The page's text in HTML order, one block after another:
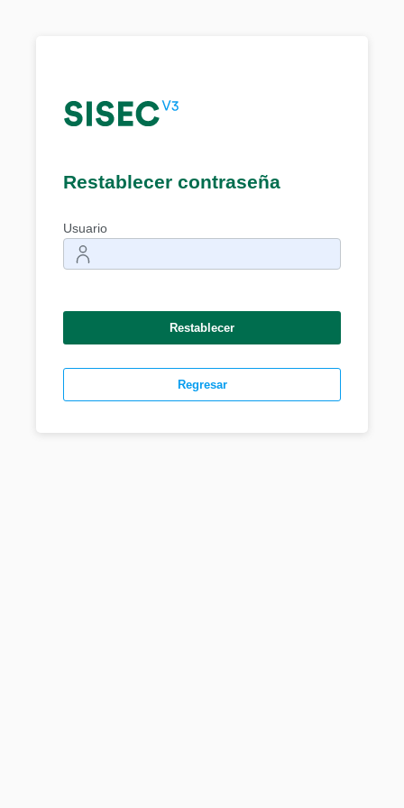
Restablecer contraseña
Usuario
Restablecer
Regresar